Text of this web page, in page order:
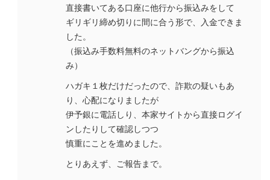
直接書いてある口座に他行から振込みをして
ギリギリ締め切りに間に合う形で、入金できま
した。
（振込み手数料無料のネットバングから振込
み）
ハガキ１枚だけだったので、詐欺の疑いもあ
り、心配になりましたが
伊予銀に電話しり、本家サイトから直接ログイ
ンしたりして確認しつつ
慎重にことを進めました。
とりあえず、ご報告まで。